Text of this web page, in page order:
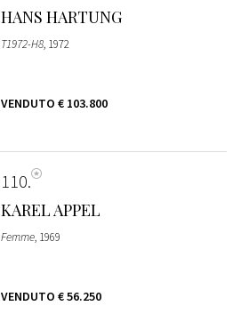
HANS HARTUNG
T1972-H8, 1972
VENDUTO € 103.800
110
KAREL APPEL
Femme, 1969
VENDUTO € 56.250